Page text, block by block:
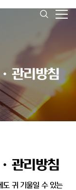
관리방침
관리방침
도 귀 기울일 수 있는